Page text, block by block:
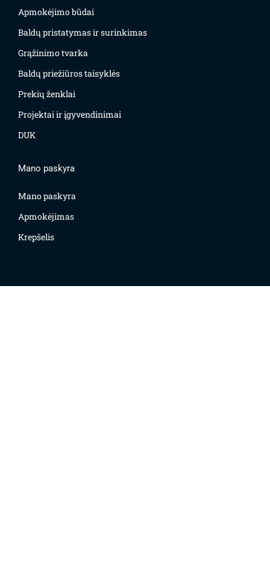
Apmokėjimo būdai
Baldų pristatymas ir surinkimas
Grąžinimo tvarka
Baldų priežiūros taisyklės
Prekių ženklai
Projektai ir įgyvendinimai
DUK
Mano paskyra
Mano paskyra
Apmokėjimas
Krepšelis